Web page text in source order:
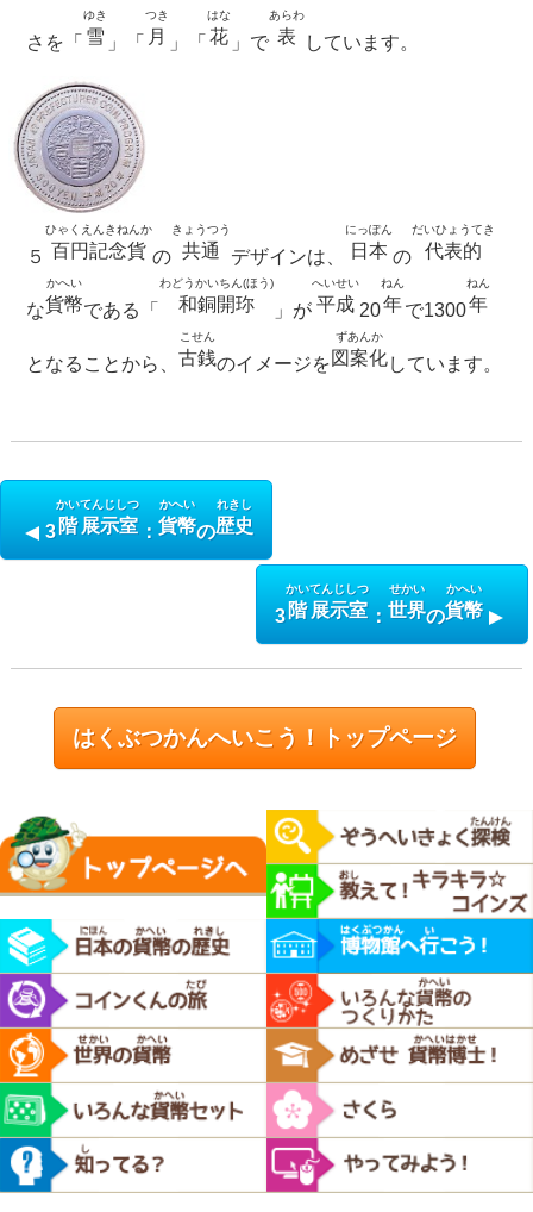
さを「 雪
ゆき
」「 月
つき
」「 花
はな
」で 表
あらわ
しています。
５ 百円記念貨
ひゃくえんきねんか
の 共通
きょうつう
デザインは、 日本
にっぽん
の 代表的
だいひょうてき
な貨幣
かへい
である「 和銅開珎
わどうかいちん(ほう)
」が 平成
へいせい
20年
ねん
で1300年
ねん
となることから、 古銭
こせん
のイメージを図案化
ずあんか
しています。
3 階
かい
展示室
てんじしつ
： 貨幣
かへい
の歴史
れきし
3 階
かい
展示室
てんじしつ
： 世界
せかい
の貨幣
かへい
はくぶつかんへいこう！トップページ